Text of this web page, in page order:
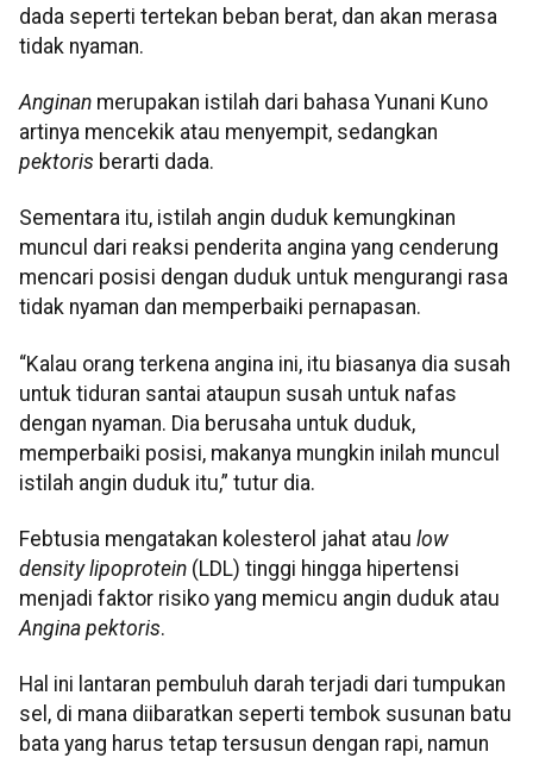
dada seperti tertekan beban berat, dan akan merasa
tidak nyaman.
Anginan merupakan istilah dari bahasa Yunani Kuno
artinya mencekik atau menyempit, sedangkan
pektoris berarti dada.
Sementara itu, istilah angin duduk kemungkinan
muncul dari reaksi penderita angina yang cenderung
mencari posisi dengan duduk untuk mengurangi rasa
tidak nyaman dan memperbaiki pernapasan.
“Kalau orang terkena angina ini, itu biasanya dia susah
untuk tiduran santai ataupun susah untuk nafas
dengan nyaman. Dia berusaha untuk duduk,
memperbaiki posisi, makanya mungkin inilah muncul
istilah angin duduk itu,” tutur dia.
Febtusia mengatakan kolesterol jahat atau low
density lipoprotein (LDL) tinggi hingga hipertensi
menjadi faktor risiko yang memicu angin duduk atau
Angina pektoris.
Hal ini lantaran pembuluh darah terjadi dari tumpukan
sel, di mana diibaratkan seperti tembok susunan batu
bata yang harus tetap tersusun dengan rapi, namun